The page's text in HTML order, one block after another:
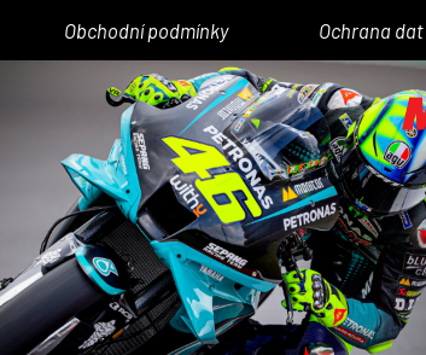
Obchodní podmínky Ochrana dat